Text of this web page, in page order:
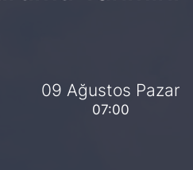
09 Ağustos Pazar
07:00